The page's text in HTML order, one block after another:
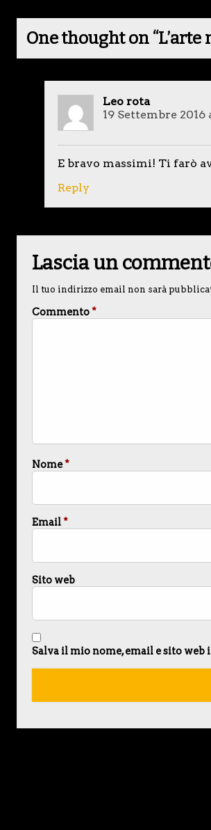
One thought on “
Leo rota
19 Settembre 2016
E bravo massimi! Ti farò
Reply
Lascia un
Il tuo indirizzo email non sarà
Commento*
Nome*
Email*
Sito web
Salva il mio nome, email e sito